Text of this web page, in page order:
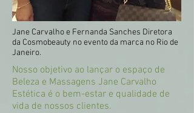
Jane Carvalho e Fernanda Sanches Diretora
da Cosmobeauty no evento da marca no Rio de
Janeiro.
Nosso objetivo ao lançar o espaço de
Beleza e Massagens Jane Carvalho
Estética é o bem-estar e qualidade de
vida de nossos clientes.